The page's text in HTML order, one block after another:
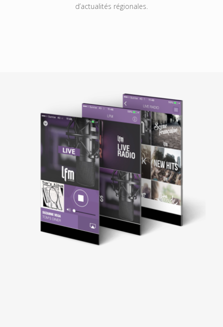
d’actualités régionales.